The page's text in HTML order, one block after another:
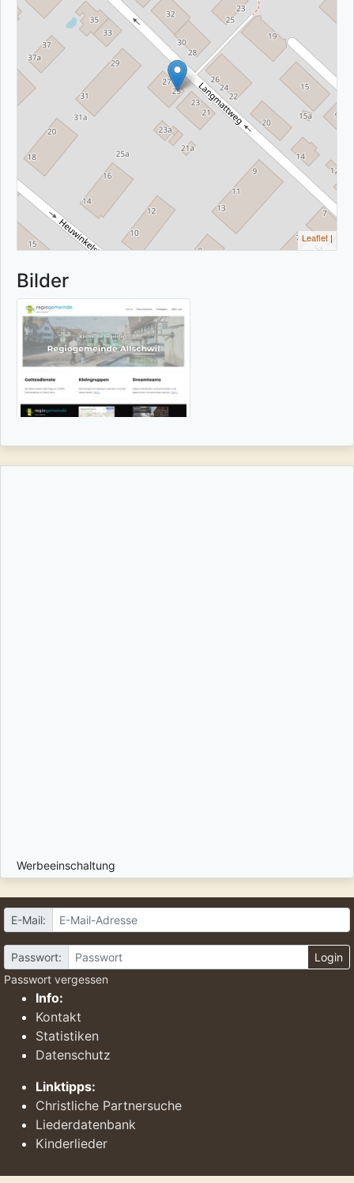
Leaflet |
Bilder
Werbeeinschaltung
E-Mail:
Passwort:
Login
Passwort vergessen
Info:
Kontakt
Statistiken
Datenschutz
Linktipps:
Christliche Partnersuche
Liederdatenbank
Kinderlieder